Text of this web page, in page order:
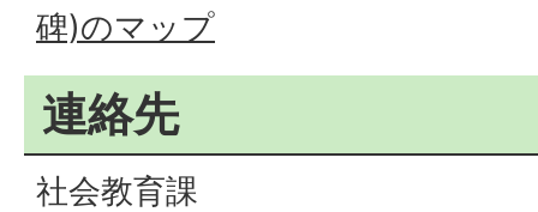
碑)のマップ
連絡先
社会教育課